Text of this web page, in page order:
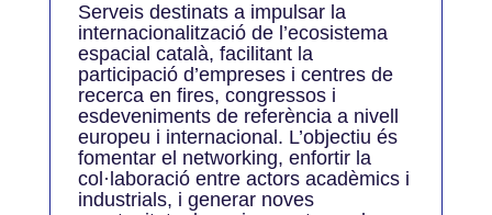
Serveis destinats a impulsar la
internacionalització de l’ecosistema
espacial català, facilitant la
participació d’empreses i centres de
recerca en fires, congressos i
esdeveniments de referència a nivell
europeu i internacional. L’objectiu és
fomentar el networking, enfortir la
col·laboració entre actors acadèmics i
industrials, i generar noves